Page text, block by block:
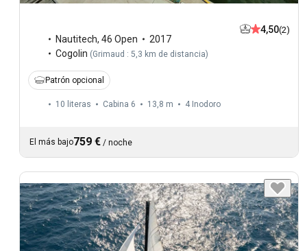
Nautitech, 46 Open
2017
Cogolin (Grimaud : 5,3 km de distancia)
4,50(2)
Patrón opcional
10 literas Cabina 6 13,8 m 4 Inodoro
El más bajo759 € / noche